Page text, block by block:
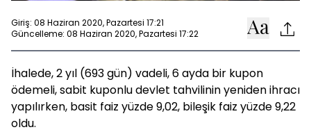
Giriş: 08 Haziran 2020, Pazartesi 17:21
Güncelleme: 08 Haziran 2020, Pazartesi 17:22
İhalede, 2 yıl (693 gün) vadeli, 6 ayda bir kupon
ödemeli, sabit kuponlu devlet tahvilinin yeniden ihracı
yapılırken, basit faiz yüzde 9,02, bileşik faiz yüzde 9,22
oldu.